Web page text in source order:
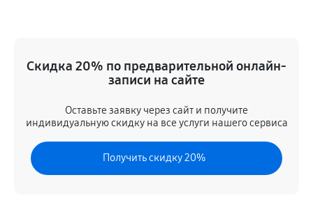
Замена лампы подсветки
60 минут
Ремонт блока управления
630 руб 60 минут
Скидка 20% по предварительной онлайн-
записи на сайте
Оставьте заявку через сайт и получите
индивидуальную скидку на все услуги нашего сервиса
Получить скидку 20%